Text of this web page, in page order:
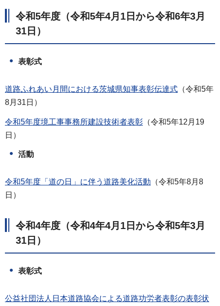
令和5年度（令和5年4月1日から令和6年3月
31日）
表彰式
道路ふれあい月間における茨城県知事表彰伝達式 （令和5年
8月31日）
令和5年度境工事事務所建設技術者表彰 （令和5年12月19
日）
活動
令和5年度「道の日」に伴う道路美化活動 （令和5年8月8
日）
令和4年度（令和4年4月1日から令和5年3月
31日）
表彰式
公益社団法人日本道路協会による道路功労者表彰の表彰状